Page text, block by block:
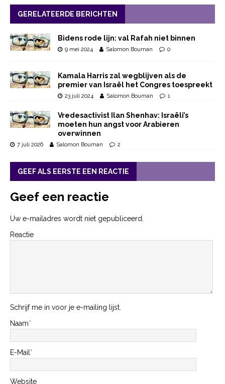
GERELATEERDE BERICHTEN
Bidens rode lijn: val Rafah niet binnen
9 mei 2024 Salomon Bouman 0
Kamala Harris zal wegblijven als de
premier van Israël het Congres toespreekt
23 juli 2024 Salomon Bouman 1
Vredesactivist Ilan Shenhav: Israëli’s
moeten hun angst voor Arabieren
overwinnen
7 juli 2026 Salomon Bouman 2
GEEF ALS EERSTE EEN REACTIE
Geef een reactie
Uw e-mailadres wordt niet gepubliceerd.
Reactie
Schrijf me in voor je e-mailing lijst.
Naam*
E-Mail *
Website